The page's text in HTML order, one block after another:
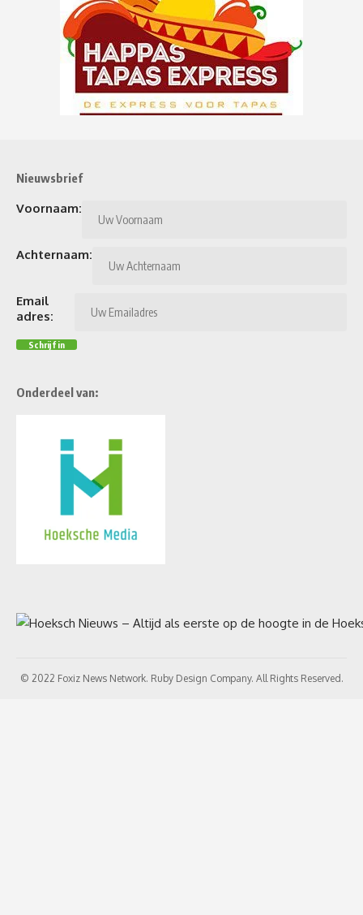
Nieuwsbrief
Voornaam:
Achternaam:
Email
adres:
Onderdeel van:
© 2022 Foxiz News Network. Ruby Design Company. All Rights Reserved.